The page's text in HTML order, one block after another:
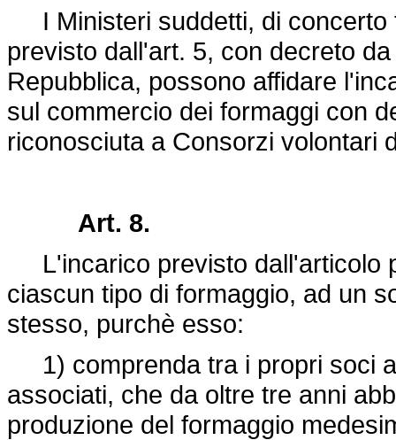
I Ministeri suddetti, di concerto
previsto dall'art. 5, con decreto
Repubblica, possono affidare
sul commercio dei formaggi con
riconosciuta a Consorzi volontari
Art. 8.
L'incarico previsto dall'articolo
ciascun tipo di formaggio, ad un
stesso, purchè esso:
1) comprenda tra i propri soci
associati, che da oltre tre anni
produzione del formaggio